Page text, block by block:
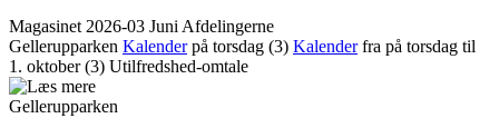
Magasinet 2026-03 Juni Afdelingerne
Gellerupparken Kalenderpå torsdag (3) Kalenderfra på torsdag til
1. oktober(3) Utilfredshed-omtale
Gellerupparken